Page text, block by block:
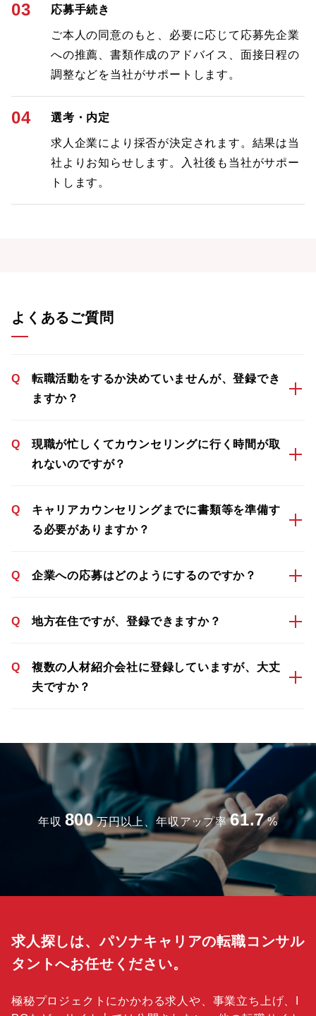
03 応募手続き
ご本人の同意のもと、必要に応じて応募先企業
への推薦、書類作成のアドバイス、面接日程の
調整などを当社がサポートします。
04 選考・内定
求人企業により採否が決定されます。結果は当
社よりお知らせします。入社後も当社がサポー
トします。
よくあるご質問
Q
転職活動をするか決めていませんが、登録でき
ますか？
Q
現職が忙しくてカウンセリングに行く時間が取
れないのですが？
Q
キャリアカウンセリングまでに書類等を準備す
る必要がありますか？
Q 企業への応募はどのようにするのですか？
Q 地方在住ですが、登録できますか？
Q
複数の人材紹介会社に登録していますが、大丈
夫ですか？
年収 800 万円以上、年収アップ率 61.7 %
求人探しは、パソナキャリアの転職コンサル
タントへお任せください。
極秘プロジェクトにかかわる求人や、事業立ち上げ、I